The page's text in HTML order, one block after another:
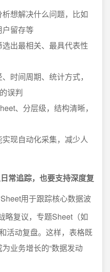
想解决什么问题，比如
留存等
出最相关、最具代表性
时间周期、统计方式，
误判
、分层级，结构清晰，
现自动化采集，减少人
常追踪，也要支持深度复
用于跟踪核心数据波
略复议，专题Sheet（如
活动复盘。这样，表格既
为业务增长的“数据发动